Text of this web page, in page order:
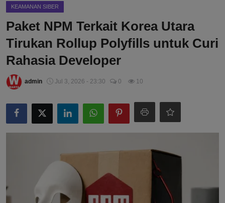
KEAMANAN SIBER
Paket NPM Terkait Korea Utara
Tirukan Rollup Polyfills untuk Curi
Rahasia Developer
admin Jul 3, 2026 - 23:30 0 10